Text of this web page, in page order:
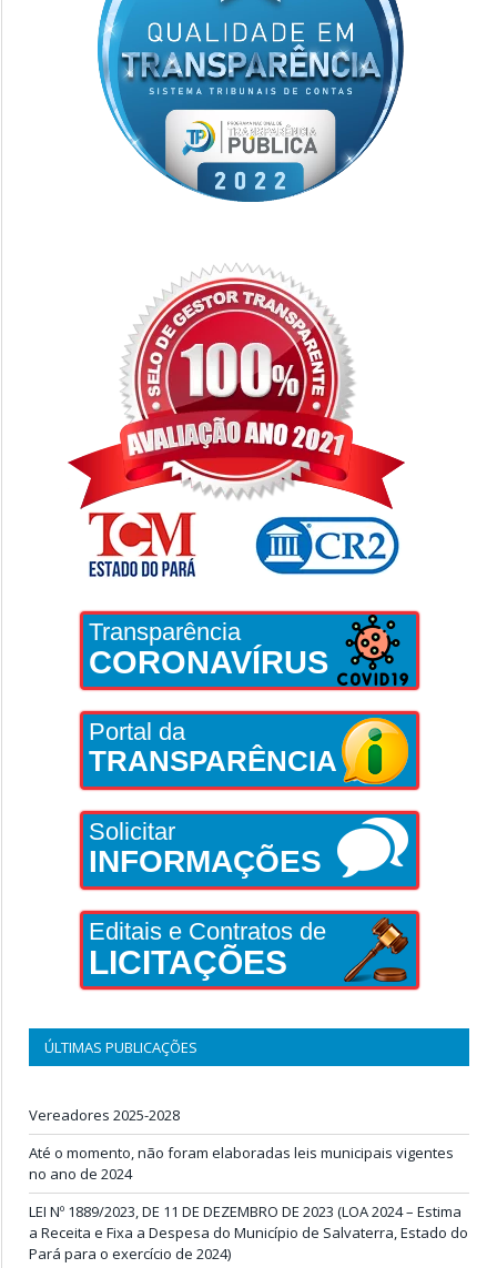
Transparência
CORONAVÍRUS
Portal da
TRANSPARÊNCIA
Solicitar
INFORMAÇÕES
Editais e Contratos de
LICITAÇÕES
ÚLTIMAS PUBLICAÇÕES
Vereadores 2025-2028
Até o momento, não foram elaboradas leis municipais vigentes
no ano de 2024
LEI Nº 1889/2023, DE 11 DE DEZEMBRO DE 2023 (LOA 2024 – Estima
a Receita e Fixa a Despesa do Município de Salvaterra, Estado do
Pará para o exercício de 2024)